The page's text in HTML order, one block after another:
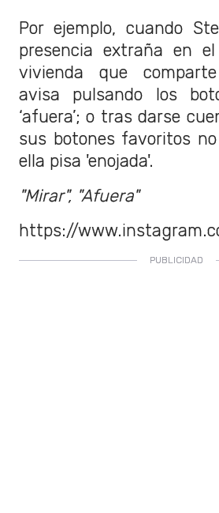
Por ejemplo, cuando
presencia extraña en
vivienda que
avisa pulsando los
‘afuera’; o tras darse
sus botones favoritos
ella pisa 'enojada'.
"Mirar", "Afuera"
https://